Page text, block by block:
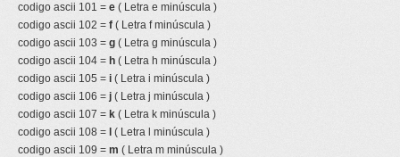
codigo ascii 101 = e ( Letra e minúscula )
codigo ascii 102 = f ( Letra f minúscula )
codigo ascii 103 = g ( Letra g minúscula )
codigo ascii 104 = h ( Letra h minúscula )
codigo ascii 105 = i ( Letra i minúscula )
codigo ascii 106 = j ( Letra j minúscula )
codigo ascii 107 = k ( Letra k minúscula )
codigo ascii 108 =
( Letra l minúscula )
codigo ascii 109 = m ( Letra m minúscula )